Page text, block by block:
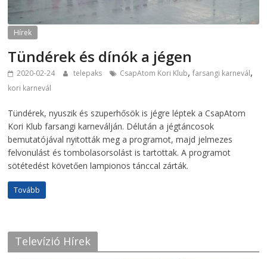
Hírek
Tündérek és dínók a jégen
2020-02-24 telepaks CsapAtom Kori Klub,farsangi karnevál,
kori karnevál
Tündérek, nyuszik és szuperhősök is jégre léptek a CsapAtom
Kori Klub farsangi karneválján. Délután a jégtáncosok
bemutatójával nyitották meg a programot, majd jelmezes
felvonulást és tombolasorsolást is tartottak. A programot
sötétedést követően lampionos tánccal zárták.
Tovább
Televízió Hírek